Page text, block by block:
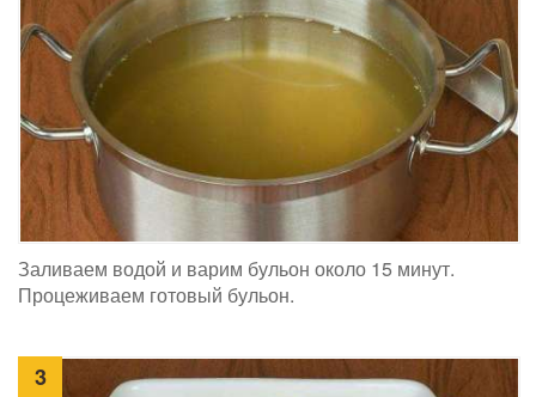
Заливаем водой и варим бульон около 15 минут.
Процеживаем готовый бульон.
3